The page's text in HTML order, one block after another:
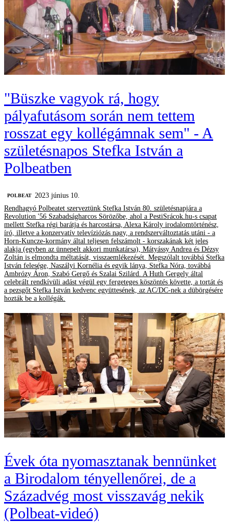
"Büszke vagyok rá, hogy
pályafutásom során nem tettem
rosszat egy kollégámnak sem" - A
születésnapos Stefka István a
Polbeatben
‎POLBEAT
2023 június 10.
Rendhagyó Polbeatet szerveztünk Stefka István 80. születésnapjára a
Revolution '56 Szabadságharcos Sörözőbe, ahol a PestiSrácok.hu-s csapat
mellett Stefka régi barátja és harcostársa, Alexa Károly irodalomtörténész,
író, illetve a konzervatív televíziózás nagy, a rendszerváltoztatás utáni - a
Horn-Kuncze-kormány által teljesen felszámolt - korszakának két jeles
alakja (egyben az ünnepelt akkori munkatársa), Mátyássy Andrea és Dézsy
Zoltán is elmondta méltatását, visszaemlékezését. Megszólalt továbbá Stefka
István felesége, Naszályi Kornélia és egyik lánya, Stefka Nóra, továbbá
Ambrózy Áron, Szabó Gergő és Szalai Szilárd. A Huth Gergely által
celebrált rendkívüli adást végül egy fergeteges köszöntés követte, a tortát és
a pezsgőt Stefka István kedvenc együttesének, az AC/DC-nek a dübörgésére
hozták be a kollégák.
Évek óta nyomasztanak bennünket
a Birodalom tényellenőrei, de a
Századvég most visszavág nekik
(Polbeat-videó)